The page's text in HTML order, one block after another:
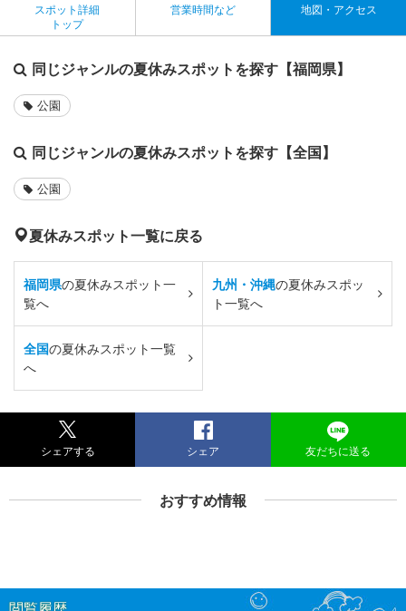
スポット詳細
トップ
営業時間など 地図・アクセス
同じジャンルの夏休みスポットを探す【福岡県】
公園
同じジャンルの夏休みスポットを探す【全国】
公園
夏休みスポット一覧に戻る
福岡県の夏休みスポット一
覧へ
九州・沖縄の夏休みスポッ
ト一覧へ
全国の夏休みスポット一覧
へ
シェアする シェア 友だちに送る
おすすめ情報